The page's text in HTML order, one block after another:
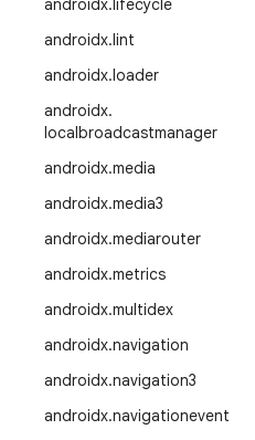
androidx.lifecycle
androidx.lint
androidx.loader
androidx.
localbroadcastmanager
androidx.media
androidx.media3
androidx.mediarouter
androidx.metrics
androidx.multidex
androidx.navigation
androidx.navigation3
androidx.navigationevent
ติดตาม
ANDROID เพิ่มเติม
Android